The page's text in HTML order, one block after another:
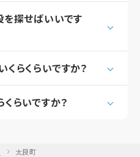
探せばいいです
らくらいですか？
らいですか？
太良町